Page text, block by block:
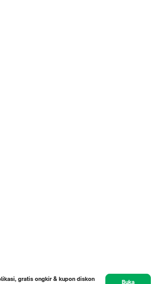
gratis ongkir & kupon diskon
Buka